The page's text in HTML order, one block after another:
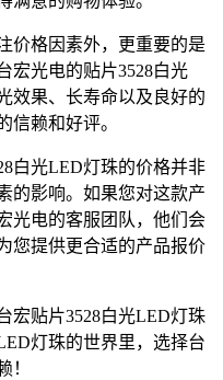
价格因素外，更重要的是
宏光电的贴片3528白光
效果、长寿命以及良好的
信赖和好评。
白光LED灯珠的价格并非
的影响。如果您对这款产
光电的客服团队，他们会
您提供更合适的产品报价
宏贴片3528白光LED灯珠
灯珠的世界里，选择台
！